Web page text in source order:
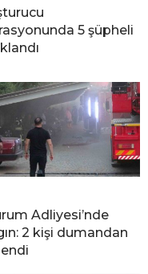
5 şüpheli
Adliyesi’nde
2 kişi dumandan